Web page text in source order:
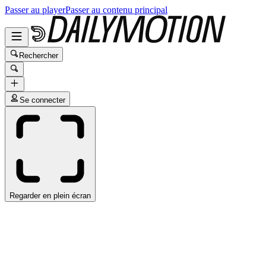
Passer au playerPasser au contenu principal
Rechercher
Se connecter
Regarder en plein écran